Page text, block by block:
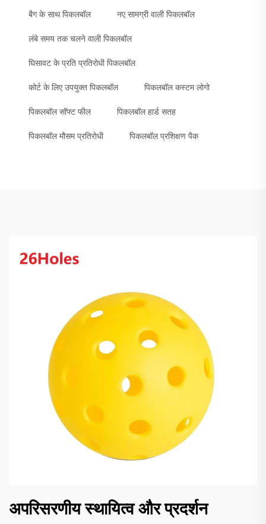
बैग के साथ पिकलबॉल नए सामग्री वाली पिकलबॉल
लंबे समय तक चलने वाली पिकलबॉल
घिसावट के प्रति प्रतिरोधी पिकलबॉल
कोर्ट के लिए उपयुक्त पिकलबॉल पिकलबॉल कस्टम लोगो
पिकलबॉल सॉफ्ट फील पिकलबॉल हार्ड सतह
पिकलबॉल मौसम प्रतिरोधी पिकलबॉल प्रशिक्षण पैक
अपरिसरणीय स्थायित्व और प्रदर्शन